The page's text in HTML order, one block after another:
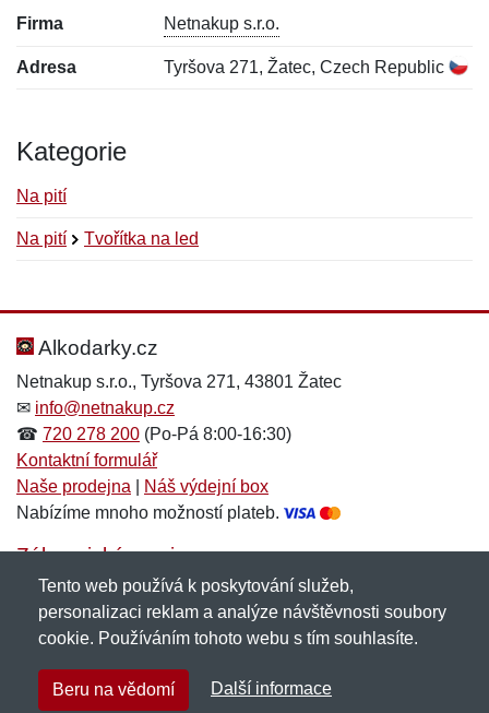
Firma Netnakup s.r.o.
Adresa Tyršova 271, Žatec, Czech Republic
Kategorie
Na pití
Na pití Tvořítka na led
Hodnocení:
Jméno: *
Zpráva*
Jméno:
E-mail:*
Alkodarky.cz
Netnakup s.r.o., Tyršova 271, 43801 Žatec
✉ info@netnakup.cz
☎ 720 278 200 (Po-Pá 8:00-16:30)
Kontaktní formulář
Naše prodejna
Náš výdejní box
Nabízíme mnoho možností plateb.
Zákaznický servis
Novinky emailem
Copyright © 2007-2026 (19 let s vámi)Netnakup.cz
NetIQ. Všechna práva vyhrazena.
Tento web používá k poskytování služeb,
personalizaci reklam a analýze návštěvnosti soubory
cookie. Používáním tohoto webu s tím souhlasíte.
Beru na vědomí Další informace